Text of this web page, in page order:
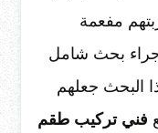
مفعمة
بحث شامل
البحث جعلهم
فني تركيب طقم